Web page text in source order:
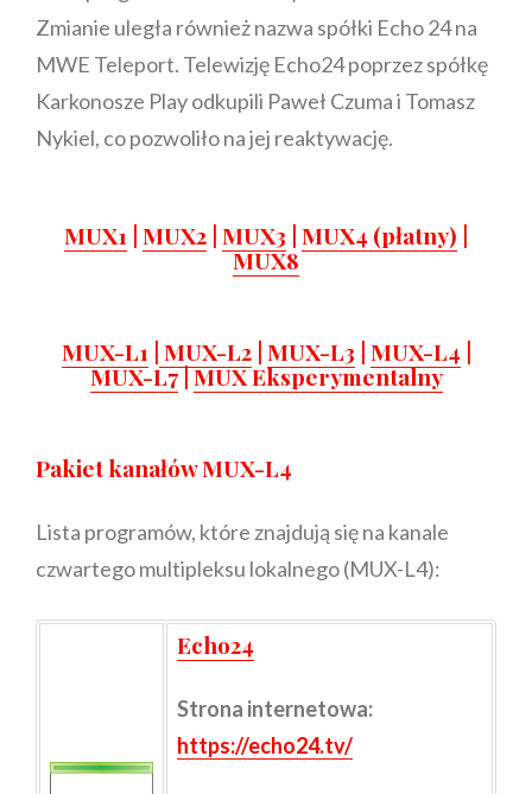
Zmianie uległa również nazwa spółki Echo 24 na
MWE Teleport. Telewizję Echo24 poprzez spółkę
Karkonosze Play odkupili Paweł Czuma i Tomasz
Nykiel, co pozwoliło na jej reaktywację.
MUX1 |MUX2 |MUX3 |MUX4 (płatny) |
MUX8
MUX-L1 |MUX-L2|MUX-L3 |MUX-L4 |
MUX-L7|MUX Eksperymentalny
Pakiet kanałów MUX-L4
Lista programów, które znajdują się na kanale
czwartego multipleksu lokalnego (MUX-L4):
Echo24
Strona internetowa:
https://echo24.tv/